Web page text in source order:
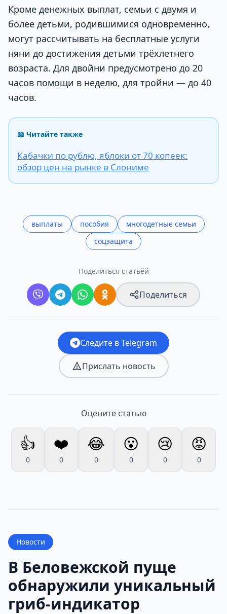
Кроме денежных выплат, семьи с двумя и
более детьми, родившимися одновременно,
могут рассчитывать на бесплатные услуги
няни до достижения детьми трёхлетнего
возраста. Для двойни предусмотрено до 20
часов помощи в неделю, для тройни — до 40
часов.
📖 Читайте также
Кабачки по рублю, яблоки от 70 копеек:
обзор цен на рынке в Слониме
выплаты пособия
многодетные семьи
соцзащита
Поделиться статьёй
Поделиться
Следите в Telegram
Прислать новость
Оцените статью
👍
0
❤️
0
😂
0
😮
0
😢
0
😡
0
Новости
В Беловежской пуще
обнаружили уникальный
гриб-индикатор